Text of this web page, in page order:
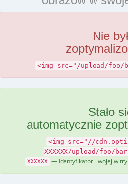
Nie był
<img src="/upload/foo/
Stało
automatycznie
<img src="//
XXXXXX/upload/foo/
XXXXXX — Identyfikator Twojej